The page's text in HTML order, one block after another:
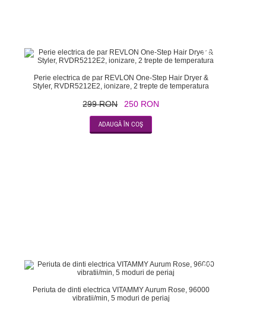
-16
Perie electrica de par REVLON One-Step Hair Dryer &
Styler, RVDR5212E2, ionizare, 2 trepte de temperatura
299 RON 250 RON
-47
Periuta de dinti electrica VITAMMY Aurum Rose, 96000
vibratii/min, 5 moduri de periaj